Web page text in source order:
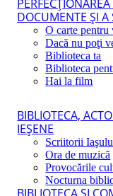
DOCUMENTE ŞI A
O carte pentru
Dacă nu poţi
Biblioteca ta
Biblioteca
Hai la film
BIBLIOTECA,
IEŞENE
Scriitorii
Ora de muzică
Provocările
Nocturna